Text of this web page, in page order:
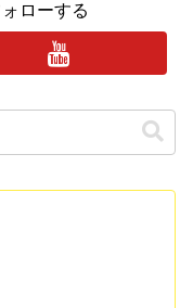
ローする